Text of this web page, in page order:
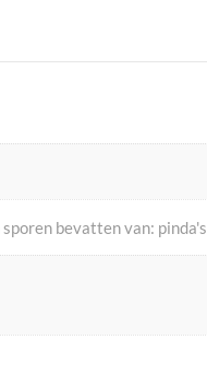
bevatten van: pinda's